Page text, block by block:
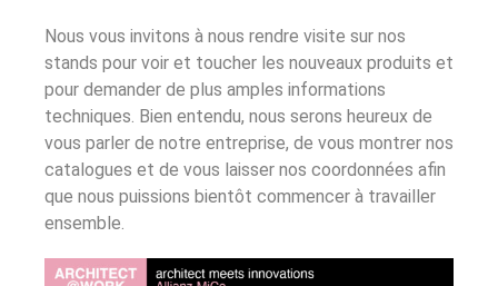
Nous vous invitons à nous rendre visite sur nos
stands pour voir et toucher les nouveaux produits et
pour demander de plus amples informations
techniques. Bien entendu, nous serons heureux de
vous parler de notre entreprise, de vous montrer nos
catalogues et de vous laisser nos coordonnées afin
que nous puissions bientôt commencer à travailler
ensemble.